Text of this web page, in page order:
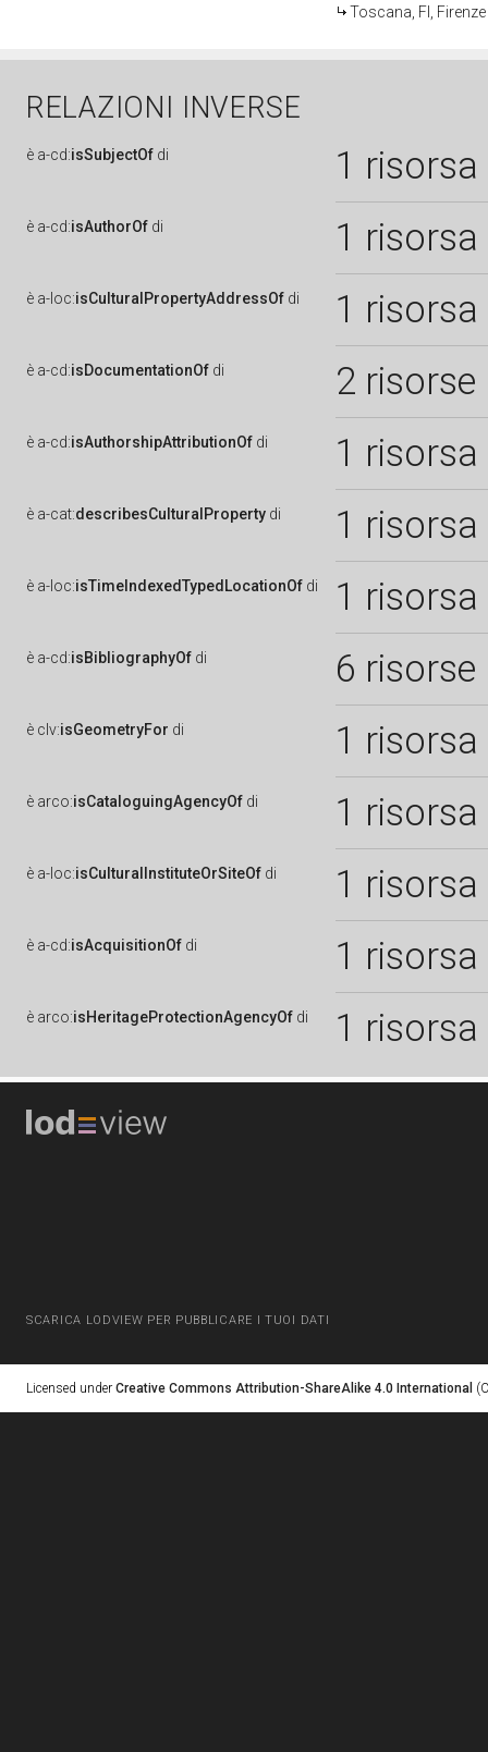
Toscana, FI, Firenze
RELAZIONI INVERSE
è a-cd:isSubjectOf di 1 risorsa
è a-cd:isAuthorOf di 1 risorsa
è a-loc:isCulturalPropertyAddressOf di 1 risorsa
è a-cd:isDocumentationOf di 2 risorse
è a-cd:isAuthorshipAttributionOf di 1 risorsa
è a-cat:describesCulturalProperty di 1 risorsa
è a-loc:isTimeIndexedTypedLocationOf di 1 risorsa
è a-cd:isBibliographyOf di 6 risorse
è clv:isGeometryFor di 1 risorsa
è arco:isCataloguingAgencyOf di 1 risorsa
è a-loc:isCulturalInstituteOrSiteOf di 1 risorsa
è a-cd:isAcquisitionOf di 1 risorsa
è arco:isHeritageProtectionAgencyOf di 1 risorsa
SCARICA LODVIEW PER PUBBLICARE I TUOI DATI
Licensed under Creative Commons Attribution-ShareAlike 4.0 International